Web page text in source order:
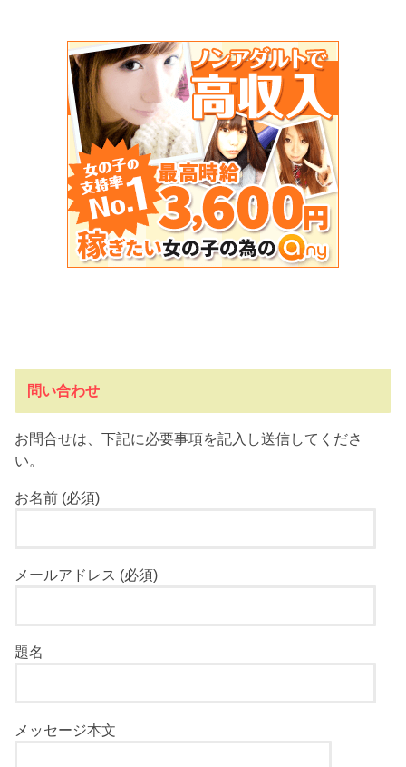
問い合わせ
お問合せは、下記に必要事項を記入し送信してくださ
い。
お名前 (必須)
メールアドレス (必須)
題名
メッセージ本文